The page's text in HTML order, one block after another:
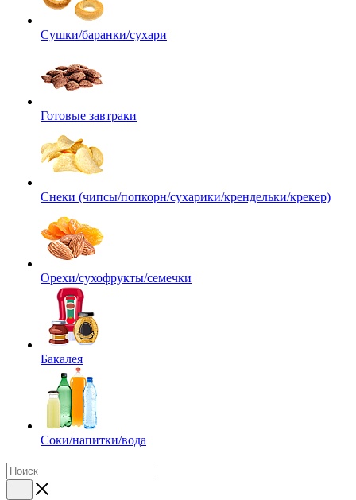
Сушки/баранки/сухари
Готовые завтраки
Снеки (чипсы/попкорн/сухарики/крендельки/крекер)
Орехи/сухофрукты/семечки
Бакалея
Соки/напитки/вода